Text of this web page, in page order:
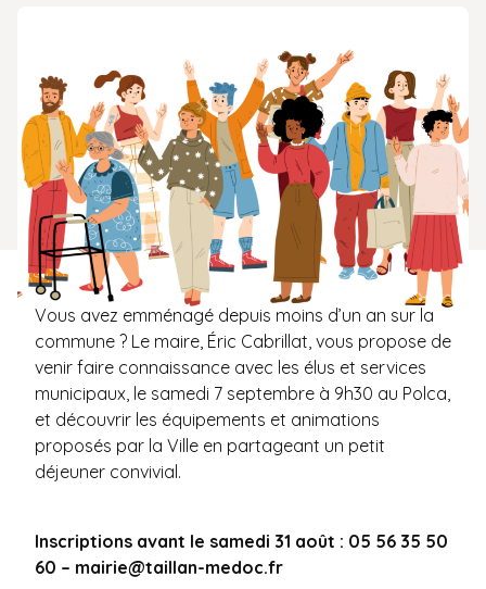
Vous avez emménagé depuis moins d’un an sur la
commune ? Le maire, Éric Cabrillat, vous propose de
venir faire connaissance avec les élus et services
municipaux, le samedi 7 septembre à 9h30 au Polca,
et découvrir les équipements et animations
proposés par la Ville en partageant un petit
déjeuner convivial.
Inscriptions avant le samedi 31 août : 05 56 35 50
60 – mairie@taillan-medoc.fr